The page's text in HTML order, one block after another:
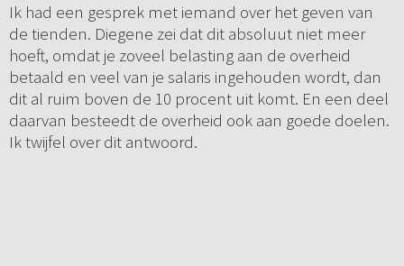
Ik had een gesprek met iemand over het geven van
de tienden. Diegene zei dat dit absoluut niet meer
hoeft, omdat je zoveel belasting aan de overheid
betaald en veel van je salaris ingehouden wordt, dan
dit al ruim boven de 10 procent uit komt. En een deel
daarvan besteedt de overheid ook aan goede doelen.
Ik twijfel over dit antwoord.